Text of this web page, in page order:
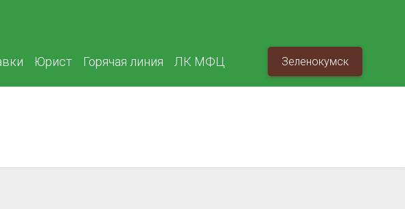
Юрист Горячая линия ЛК МФЦ Зеленокумск